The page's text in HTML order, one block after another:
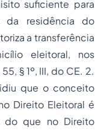
suficiente para
da residência do
a transferência
eleitoral, nos
§ 1º, III, do CE. 2.
que o conceito
Direito Eleitoral é
do que no Direito